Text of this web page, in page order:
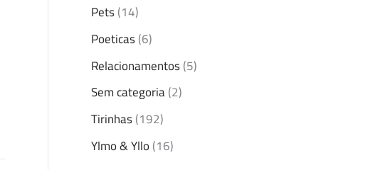
Pets(14)
Poeticas(6)
Relacionamentos(5)
Sem categoria(2)
Tirinhas(192)
Ylmo & Yllo(16)